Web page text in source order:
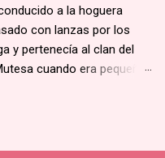
a la hoguera
con lanzas por los
y pertenecía al clan del
cuando era pequeño,
instrucción religiosa
el bautismo al día